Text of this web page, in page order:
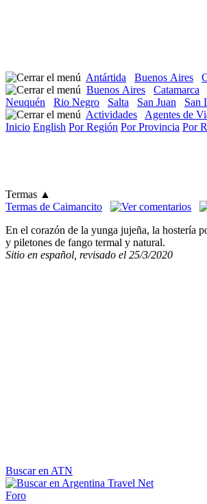
Antártida Buenos Aires
Buenos Aires
Catamarca
Neuquén
Rio Negro Salta San Juan San
Actividades
Agentes de
Inicio English Por Región Por Provincia Por
Termas ▲
Termas de Caimancito
En el corazón de la yunga jujeña, la hostería
y piletones de fango termal y natural.
Sitio en español, revisado el 25/3/2020
Buscar en ATN
Foro